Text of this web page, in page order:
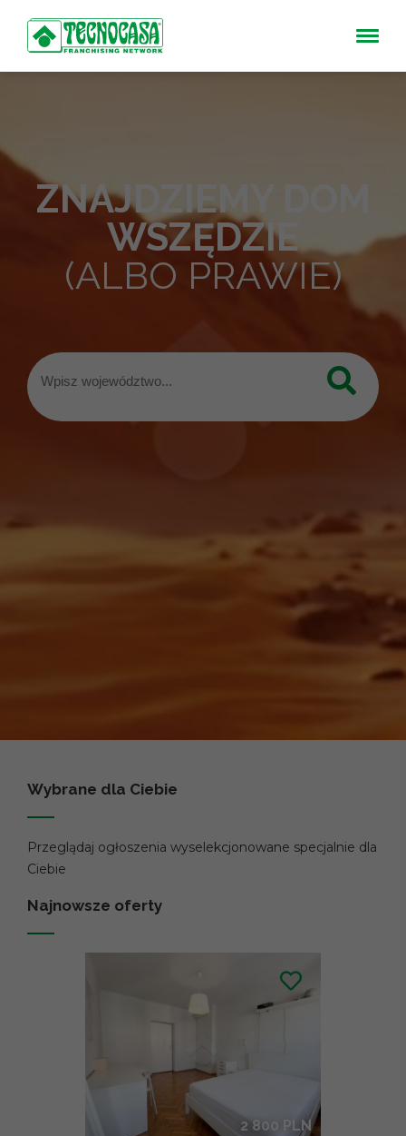
ZNAJDZIEMY DOM
WSZĘDZIE
(ALBO PRAWIE)
Wybrane dla Ciebie
Przeglądaj ogłoszenia wyselekcjonowane specjalnie dla
Ciebie
Najnowsze oferty
2 800 PLN